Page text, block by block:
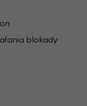
blokady